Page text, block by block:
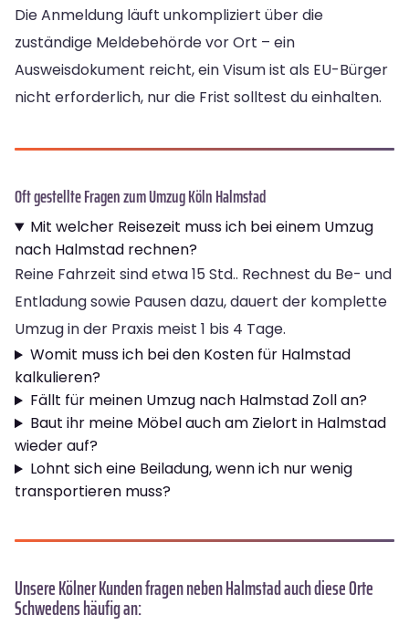
Die Anmeldung läuft unkompliziert über die
zuständige Meldebehörde vor Ort – ein
Ausweisdokument reicht, ein Visum ist als EU-Bürger
nicht erforderlich, nur die Frist solltest du einhalten.
Oft gestellte Fragen zum Umzug Köln Halmstad
Mit welcher Reisezeit muss ich bei einem Umzug
nach Halmstad rechnen?
Reine Fahrzeit sind etwa 15 Std.. Rechnest du Be- und
Entladung sowie Pausen dazu, dauert der komplette
Umzug in der Praxis meist 1 bis 4 Tage.
Womit muss ich bei den Kosten für Halmstad
kalkulieren?
Fällt für meinen Umzug nach Halmstad Zoll an?
Baut ihr meine Möbel auch am Zielort in Halmstad
wieder auf?
Lohnt sich eine Beiladung, wenn ich nur wenig
transportieren muss?
Unsere Kölner Kunden fragen neben Halmstad auch diese Orte
Schwedens häufig an: